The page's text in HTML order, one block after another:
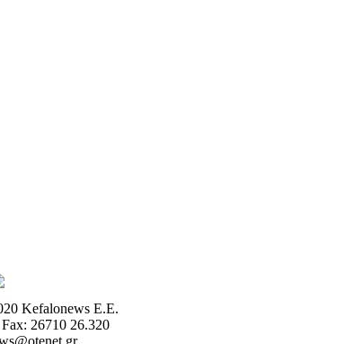
Kefalonews Ε.E.
26710 26.320